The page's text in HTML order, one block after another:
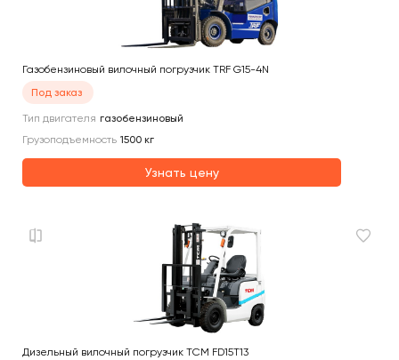
Газобензиновый вилочный погрузчик TRF G15-4N
Под заказ
Тип двигателя газобензиновый
Грузоподъемность 1500 кг
Узнать цену
Дизельный вилочный погрузчик TCM FD15T13